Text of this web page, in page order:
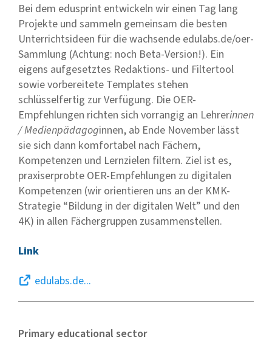
Bei dem edusprint entwickeln wir einen Tag lang
Projekte und sammeln gemeinsam die besten
Unterrichtsideen für die wachsende edulabs.de/oer-
Sammlung (Achtung: noch Beta-Version!). Ein
eigens aufgesetztes Redaktions- und Filtertool
sowie vorbereitete Templates stehen
schlüsselfertig zur Verfügung. Die OER-
Empfehlungen richten sich vorrangig an Lehrerinnen
/ Medienpädagoginnen, ab Ende November lässt
sie sich dann komfortabel nach Fächern,
Kompetenzen und Lernzielen filtern. Ziel ist es,
praxiserprobte OER-Empfehlungen zu digitalen
Kompetenzen (wir orientieren uns an der KMK-
Strategie “Bildung in der digitalen Welt” und den
4K) in allen Fächergruppen zusammenstellen.
Link
edulabs.de...
Primary educational sector